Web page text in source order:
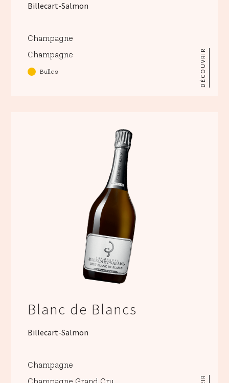
Billecart-Salmon
Champagne
Champagne
Bulles DÉCOUVRIR
Blanc de Blancs
Billecart-Salmon
Champagne